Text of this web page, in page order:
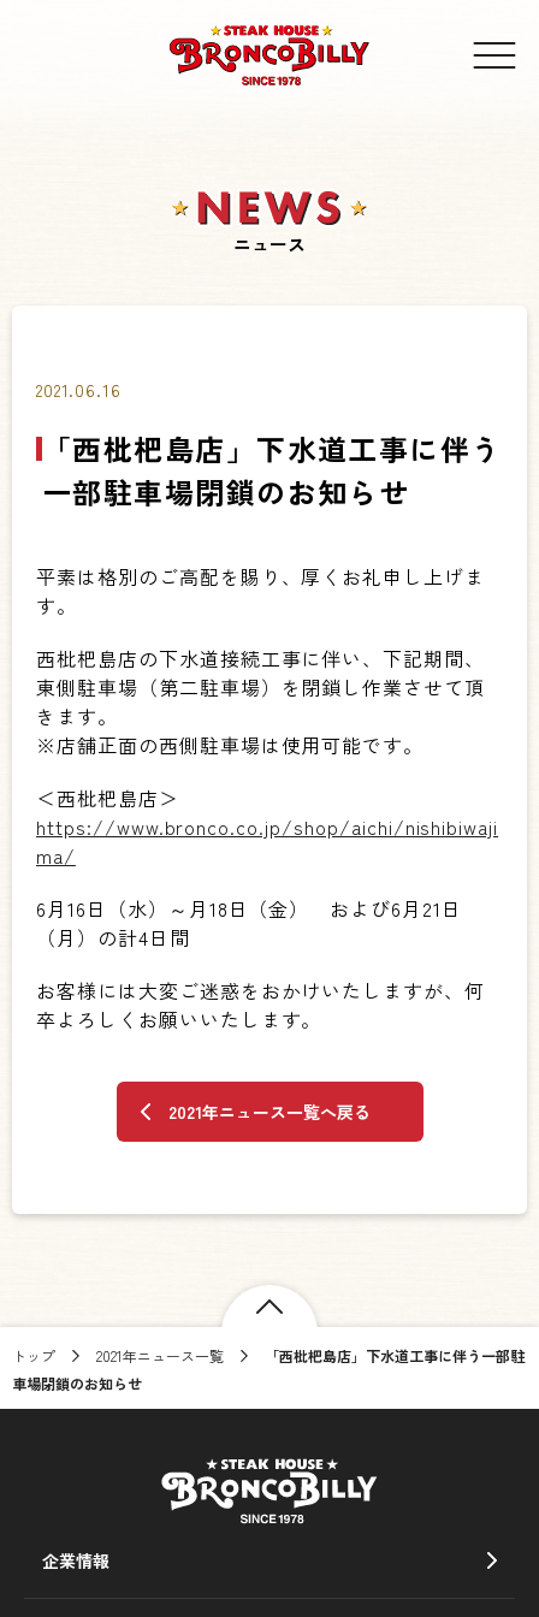
ニュース
2021.06.16
「西枇杷島店」下水道工事に伴う
一部駐車場閉鎖のお知らせ
平素は格別のご高配を賜り、厚くお礼申し上げま
す。
西枇杷島店の下水道接続工事に伴い、下記期間、
東側駐車場（第二駐車場）を閉鎖し作業させて頂
きます。
※店舗正面の西側駐車場は使用可能です。
＜西枇杷島店＞
https://www.bronco.co.jp/shop/aichi/nishibiwaji
ma/
6月16日（水）～月18日（金） および6月21日
（月）の計4日間
お客様には大変ご迷惑をおかけいたしますが、何
卒よろしくお願いいたします。
2021年ニュース一覧へ戻る
トップ 2021年ニュース一覧
「西枇杷島店」下水道工事に伴う一部駐
車場閉鎖のお知らせ
企業情報